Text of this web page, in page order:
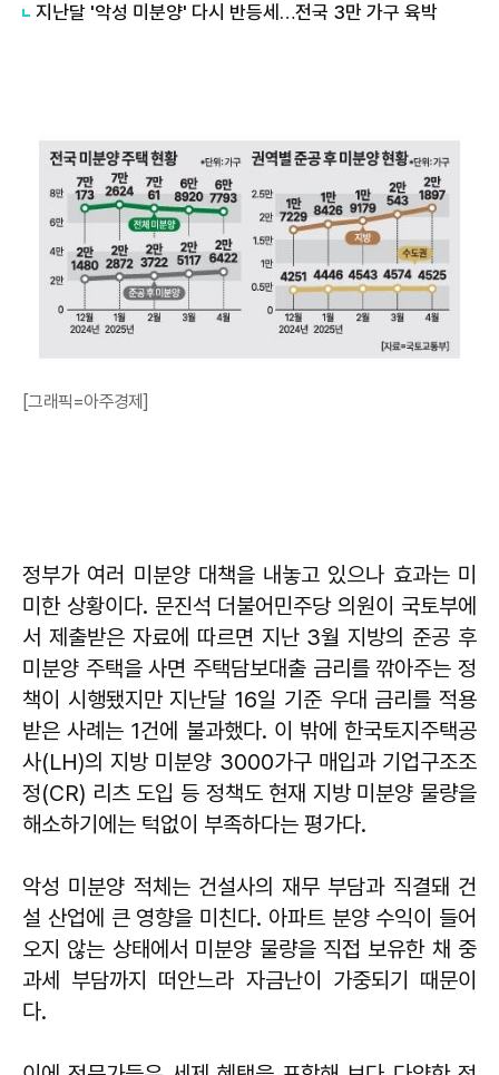
지난달 '악성 미분양' 다시 반등세…전국 3만 가구 육박
[그래픽=아주경제]
정부가 여러 미분양 대책을 내놓고 있으나 효과는 미
미한 상황이다. 문진석 더불어민주당 의원이 국토부에
서 제출받은 자료에 따르면 지난 3월 지방의 준공 후
미분양 주택을 사면 주택담보대출 금리를 깎아주는 정
책이 시행됐지만 지난달 16일 기준 우대 금리를 적용
받은 사례는 1건에 불과했다. 이 밖에 한국토지주택공
사(LH)의 지방 미분양 3000가구 매입과 기업구조조
정(CR) 리츠 도입 등 정책도 현재 지방 미분양 물량을
해소하기에는 턱없이 부족하다는 평가다.
악성 미분양 적체는 건설사의 재무 부담과 직결돼 건
설 산업에 큰 영향을 미친다. 아파트 분양 수익이 들어
오지 않는 상태에서 미분양 물량을 직접 보유한 채 중
과세 부담까지 떠안느라 자금난이 가중되기 때문이
다.